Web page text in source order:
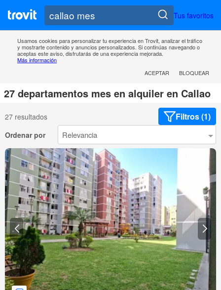
Tus favoritos
Usamos cookies para personalizar tu experiencia en Trovit, analizar el tráfico
y mostrarte contenido y anuncios personalizados. Si continúas navegando o
aceptas este aviso, disfrutarás de una experiencia mejorada.
Más información
ACEPTAR
BLOQUEAR
27 departamentos mes en alquiler en Callao
27 resultados Filtros (1)
Ordenar por